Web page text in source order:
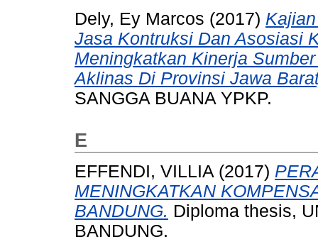
Dely, Ey Marcos (2017)
Jasa Kontruksi Dan Asosiasi
Meningkatkan Kinerja
Aklinas Di Provinsi Jawa
SANGGA BUANA YPKP.
E
EFFENDI, VILLIA (2017)
MENINGKATKAN
BANDUNG. Diploma thesis,
BANDUNG.